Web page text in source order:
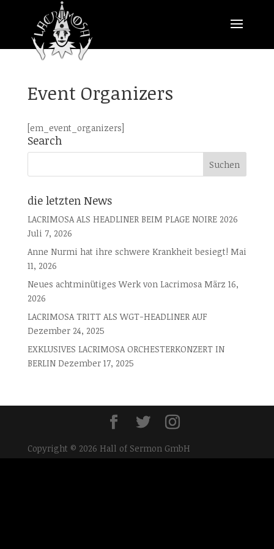
Event Organizers
[em_event_organizers]
Search
die letzten News
LACRIMOSA ALS HEADLINER BEIM PLAGE NOIRE 2026
Juli 7, 2026
Anne Nurmi hat ihre schwere Krankheit besiegt! Mai
11, 2026
Neues achtminütiges Werk von Lacrimosa März 16,
2026
LACRIMOSA TRITT ALS WGT-HEADLINER AUF
Dezember 24, 2025
EXKLUSIVES LACRIMOSA ORCHESTERKONZERT IN
BERLIN Dezember 17, 2025
Copyright © 2026 Hall of Sermon GmbH